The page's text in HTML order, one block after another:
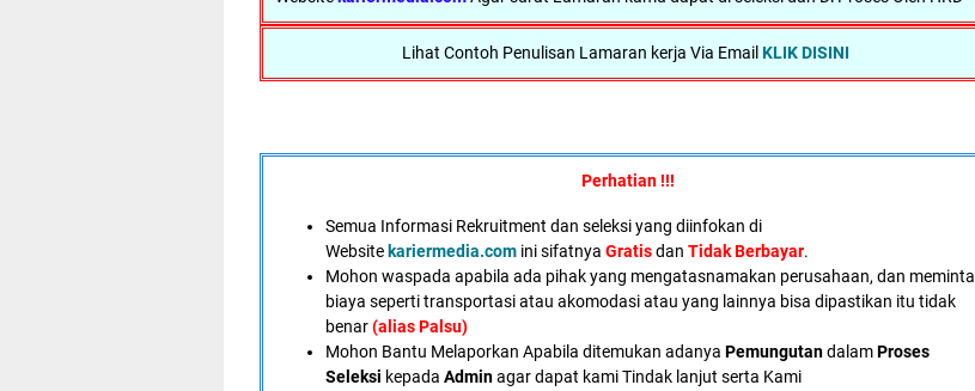
Lihat Contoh Penulisan Lamaran kerja Via Email KLIK DISINI
Perhatian !!!
Semua Informasi Rekruitment dan seleksi yang diinfokan di
Website kariermedia.com ini sifatnya Gratisdan Tidak Berbayar.
Mohon waspada apabila ada pihak yang mengatasnamakan perusahaan, dan meminta
biaya seperti transportasi atau akomodasi atau yang lainnya bisa dipastikan itu tidak
benar(alias Palsu)
Mohon Bantu Melaporkan Apabila ditemukan adanya PemungutandalamProses
Seleksi kepada Adminagar dapat kami Tindak lanjut serta Kami